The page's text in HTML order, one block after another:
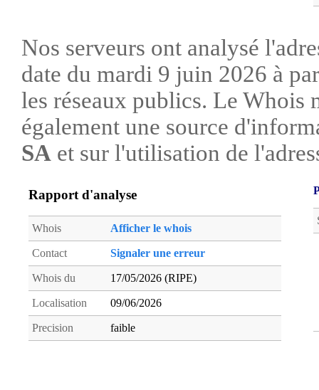
Nos serveurs ont analysé
date du mardi 9 juin 2026 à
les réseaux publics. Le Whois
également une source
SA et sur l'utilisation de
Rapport d'analyse
Whois Afficher le whois
Contact Signaler une erreur
Whois du 17/05/2026 (RIPE)
Localisation 09/06/2026
Precision faible